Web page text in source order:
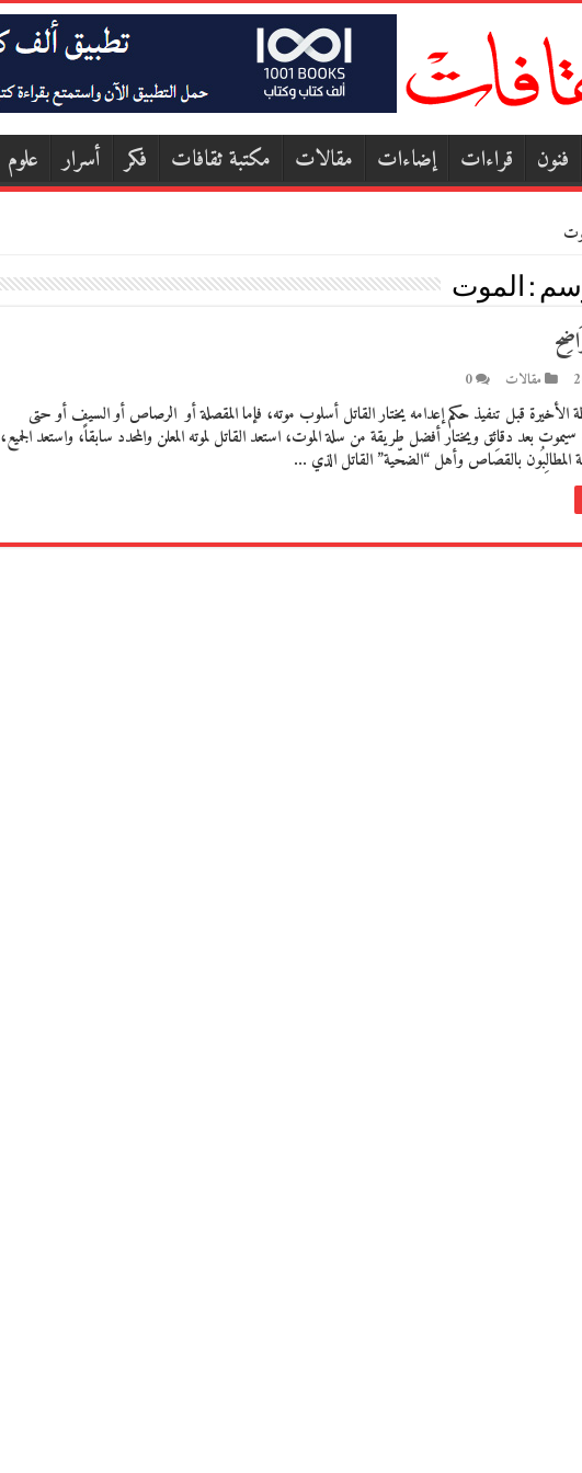
فنون قراءات إضاءات مقالات مكتبة ثقافات فكر أسرار علوم
: الموت
مقالات 0
الأخيرة قبل تنفيذ حكم إعدامه يختار القاتل أسلوب موته، فإما المقصلة أو الرصاص أو السيف أو حتى
سيموت بعد دقائق ويختار أفضل طريقة من سلة الموت، استعد القاتل لموته المعلن والمحدد سابقاً، واستعد الجميع،
المطالِبُون بالقصَاص وأهل “الضحّية” القاتل الذي …